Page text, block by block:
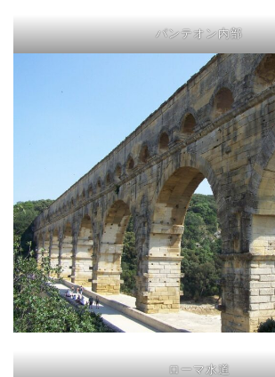
パンテオン内部
ローマ水道